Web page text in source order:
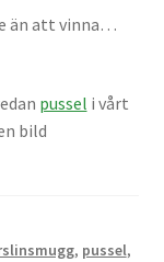
än att vinna…
pussel i vårt
bild
, pussel,